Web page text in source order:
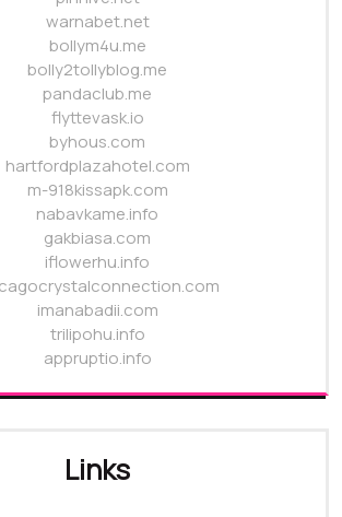
warnabet.net
bollym4u.me
bolly2tollyblog.me
pandaclub.me
flyttevask.io
byhous.com
hartfordplazahotel.com
m-918kissapk.com
nabavkame.info
gakbiasa.com
iflowerhu.info
imanabadii.com
trilipohu.info
appruptio.info
Links